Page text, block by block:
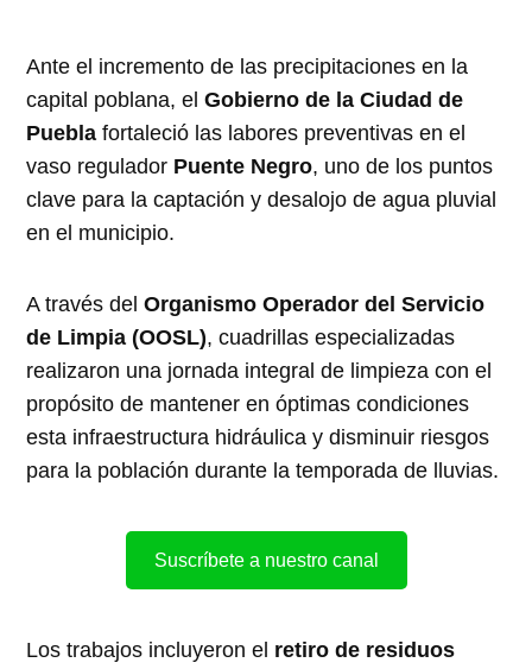
Ante el incremento de las precipitaciones en la
capital poblana, elGobierno de la Ciudad de
Puebla fortaleció las labores preventivas en el
vaso regulador Puente Negro, uno de los puntos
clave para la captación y desalojo de agua pluvial
en el municipio.
A través delOrganismo Operador del Servicio
de Limpia (OOSL), cuadrillas especializadas
realizaron una jornada integral de limpieza con el
propósito de mantener en óptimas condiciones
esta infraestructura hidráulica y disminuir riesgos
para la población durante la temporada de lluvias.
Suscríbete a nuestro canal
Los trabajos incluyeron el retiro de residuos